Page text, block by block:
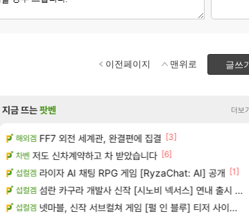
글쓰
이전페이지 맨위로
메이플 빵값 문의 후기 [86]
메이플 챌린저#77777 저격했습니다!
[102]
리니지 클래식 아스테어 현재상황 악덕작업장몰락 [7]
로아 벨가르딘 나이트메어 TOP 10 직업별 분포
[125]
메이플 부산 헌혈 먹튀 ㄷㄷ.. [64]
지금 뜨는팟벤 더보
해외겜 FF7 외전 세계관, 완결편에 집결 [3]
차벤 저도 신차계약하고 차 받았습니다 [6]
섭컬겜 라이자 AI 채팅 RPG 게임 [RyzaChat: AI] 공개 [1]
섭컬겜 섬란 카구라 개발사 신작 [시노비 넥서스] 연내 출시 예정
섭컬겜 넷마블, 신작 서브컬쳐 게임 [펄 인 블루] 티저 사이트 오픈